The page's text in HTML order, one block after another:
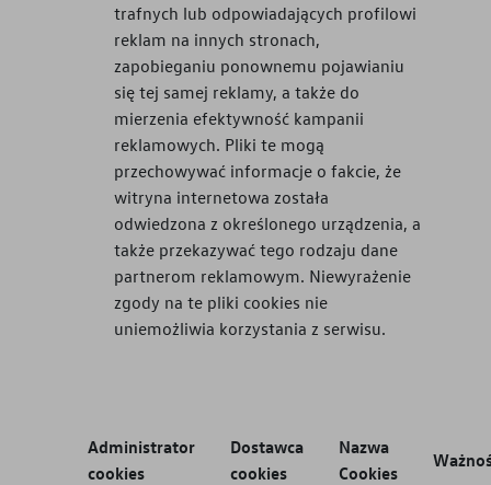
trafnych lub odpowiadających profilowi
reklam na innych stronach,
zapobieganiu ponownemu pojawianiu
się tej samej reklamy, a także do
mierzenia efektywność kampanii
reklamowych. Pliki te mogą
przechowywać informacje o fakcie, że
witryna internetowa została
odwiedzona z określonego urządzenia, a
także przekazywać tego rodzaju dane
partnerom reklamowym. Niewyrażenie
zgody na te pliki cookies nie
uniemożliwia korzystania z serwisu.
Administrator
cookies
Dostawca
cookies
Nazwa
Cookies